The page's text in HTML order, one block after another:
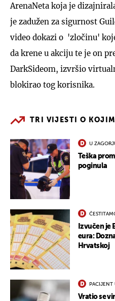
ArenaNeta koja je
je zadužen za sigurnost
video dokazi o 'zločinu'
da krene u akciju te je on
DarkSideom, izvršio
blokirao tog korisnika.
TRI VIJESTI O
U
Teška
poginula
Izvučen je
eura:
Hrvatskoj
PACIJENT
Vratio se